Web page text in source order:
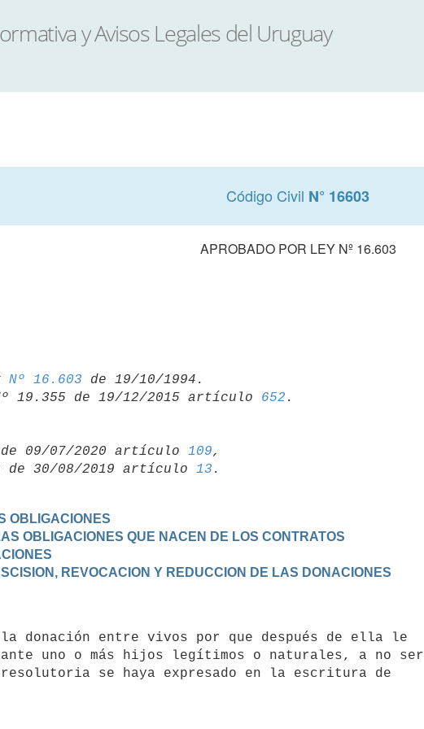
Código Civil N° 16603
APROBADO POR LEY Nº 16.603
Nº 16.603
19.355 de 19/12/2015 artículo 652
de 09/07/2020 artículo 109,
de 30/08/2019 artículo
13
OBLIGACIONES
OBLIGACIONES QUE NACEN DE LOS CONTRATOS
REVOCACION Y REDUCCION DE LAS DONACIONES
uno o más hijos legítimos o naturales, a no ser
se haya expresado en la escritura de